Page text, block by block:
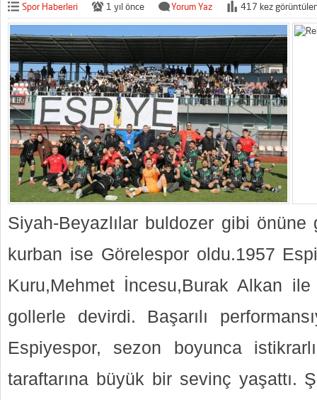
Spor Haberleri 1 yıl önce Yorum Yaz 417 kez
Siyah-Beyazlılar buldozer gibi önüne
kurban ise Görelespor oldu.1957
Kuru,Mehmet İncesu,Burak Alkan ile
gollerle devirdi. Başarılı
Espiyespor, sezon boyunca
taraftarına büyük bir sevinç yaşattı.